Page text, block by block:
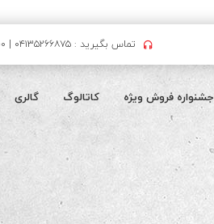
تماس بگیرید : ۰۴۱۳۵۲۶۶۸۷۵ | ۰۹۱۴۶۹۱۳۴۰۰
جشنواره فروش ویژه کاتالوگ گالری